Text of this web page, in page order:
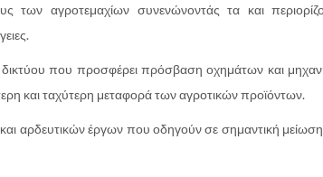
των αγροτεμαχίων συνενώνοντάς τα και
δικτύου που προσφέρει πρόσβαση οχημάτων και
και ταχύτερη μεταφορά των αγροτικών προϊόντων.
αρδευτικών έργων που οδηγούν σε σημαντική μείωση